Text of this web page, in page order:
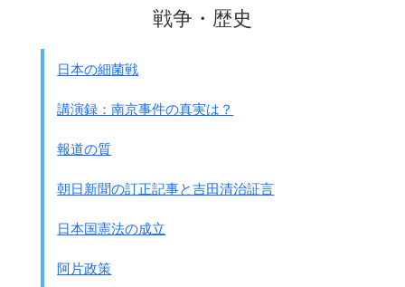
(老朽化した化学兵器を含む)をいう。
日本が中国に置いてきた毒ガス
7 ｢暴動鎮圧剤｣とは、
化学物質に関する付属書の
短時間で消失するような
身体への効果を速やかに引き起こすものをいう。
1 締約国は、この条約が自国について
機関に対して存在するか否かを申告する
ⅰ 自国が化学兵器を所有するか否か
戦争・歴史
日本の細菌戦
講演録：南京事件の真実は？
報道の質
朝日新聞の訂正記事と吉田清治証言
日本国憲法の成立
阿片政策